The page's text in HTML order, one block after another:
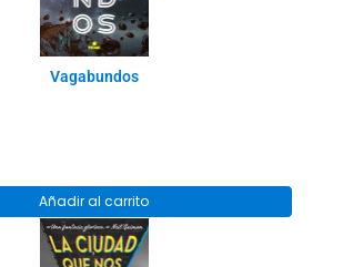
Vagabundos
Añadir al carrito